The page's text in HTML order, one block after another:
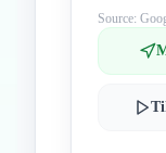
Source: